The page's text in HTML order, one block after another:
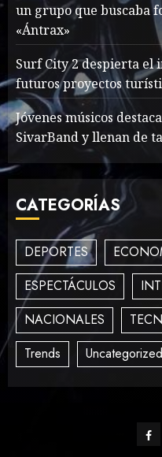
2
3
4
un grupo que buscaba
«Ántrax»
Surf City 2 despierta el
futuros proyectos
Jóvenes músicos
SivarBand y llenan de
CATEGORÍAS
DEPORTES
ESPECTÁCULOS
NACIONALES
Trends
Uncategorized